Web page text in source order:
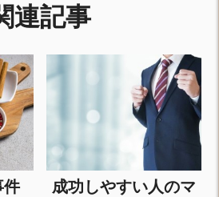
連記事
件
成功しやすい人のマ